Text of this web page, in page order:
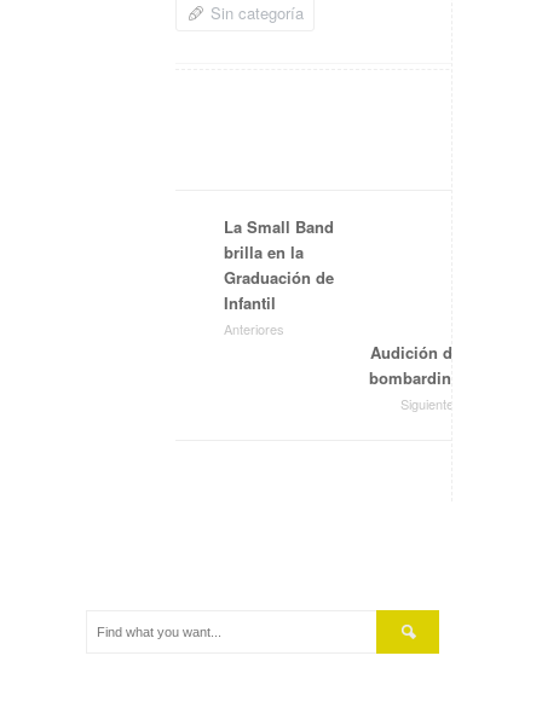
Sin categoría
La Small Band
brilla en la
Graduación de
Infantil
Anteriores
Audición de
bombardino
Siguientes